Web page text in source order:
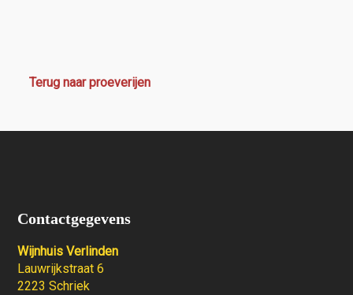
Terug naar proeverijen
Contactgegevens
Wijnhuis Verlinden
Lauwrijkstraat 6
2223 Schriek